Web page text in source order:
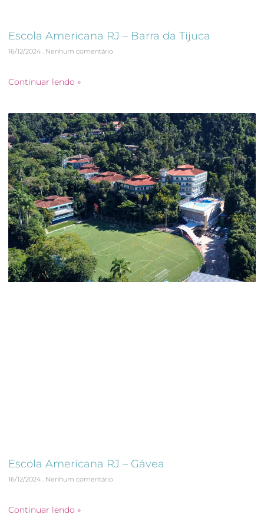
Escola Americana RJ – Barra da Tijuca
16/12/2024 Nenhum comentário
Continuar lendo »
Escola Americana RJ – Gávea
16/12/2024 Nenhum comentário
Continuar lendo »